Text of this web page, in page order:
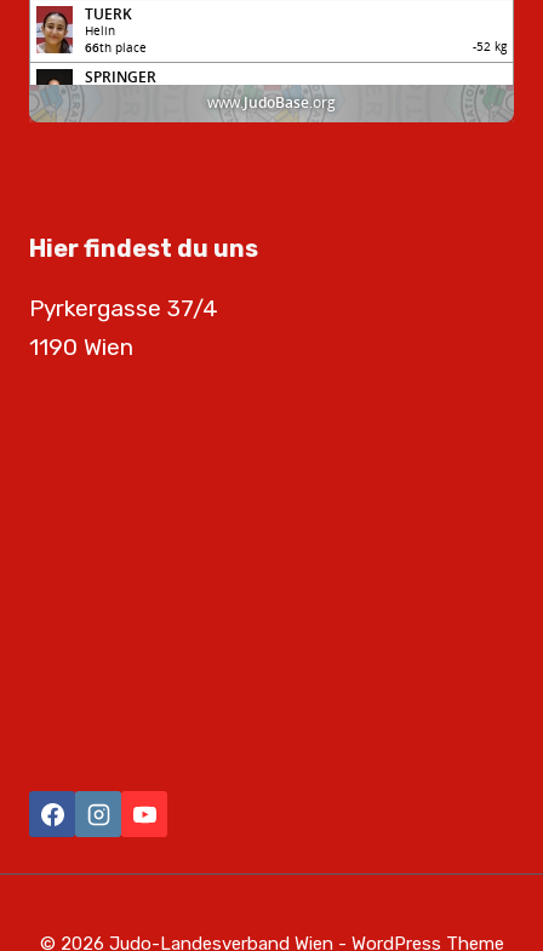
Hier findest du uns
Pyrkergasse 37/4
1190 Wien
© 2026 Judo-Landesverband Wien - WordPress Theme